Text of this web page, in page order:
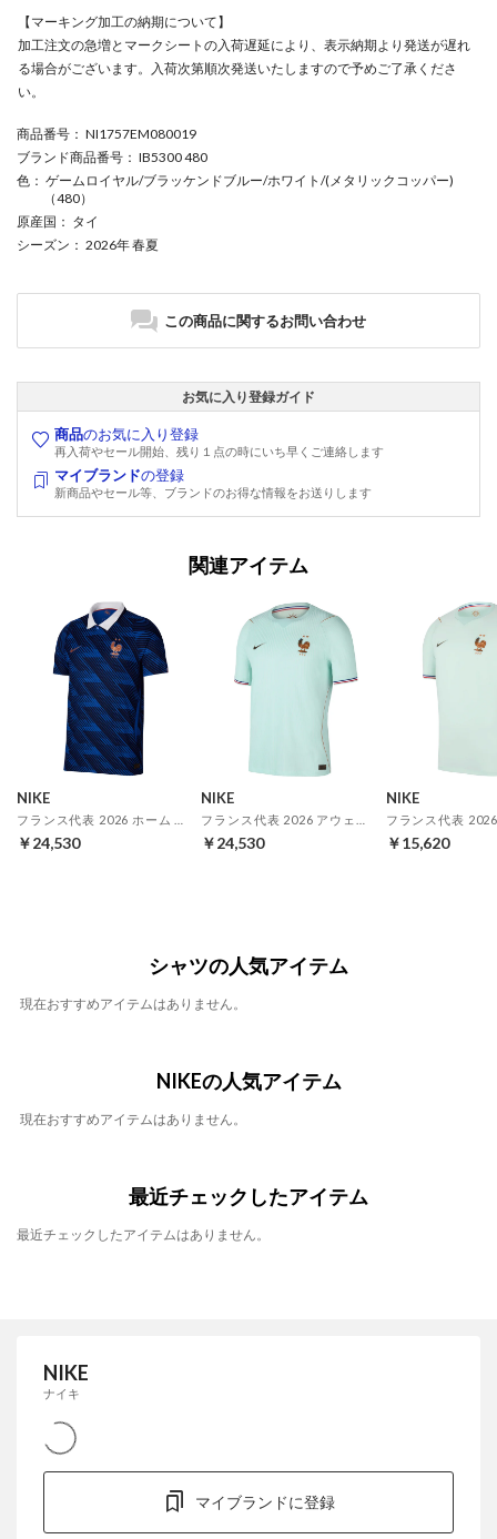
【マーキング加工の納期について】
加工注文の急増とマークシートの入荷遅延により、表示納期より発送が遅れ
る場合がございます。入荷次第順次発送いたしますので予めご了承くださ
い。
商品番号 ： NI1757EM080019
ブランド商品番号 ： IB5300 480
色 ： ゲームロイヤル/ブラッケンドブルー/ホワイト/(メタリックコッパー)
（480）
原産国 ： タイ
シーズン ： 2026年 春夏
この商品に関するお問い合わせ
お気に入り登録ガイド
商品のお気に入り登録
再入荷やセール開始、残り１点の時にいち早くご連絡します
マイブランドの登録
新商品やセール等、ブランドのお得な情報をお送りします
関連アイテム
NIKE
￥24,530
NIKE
￥24,530
NIKE
￥15,620
シャツの人気アイテム
現在おすすめアイテムはありません。
NIKEの人気アイテム
現在おすすめアイテムはありません。
最近チェックしたアイテム
最近チェックしたアイテムはありません。
NIKE
ナイキ
マイブランドに登録